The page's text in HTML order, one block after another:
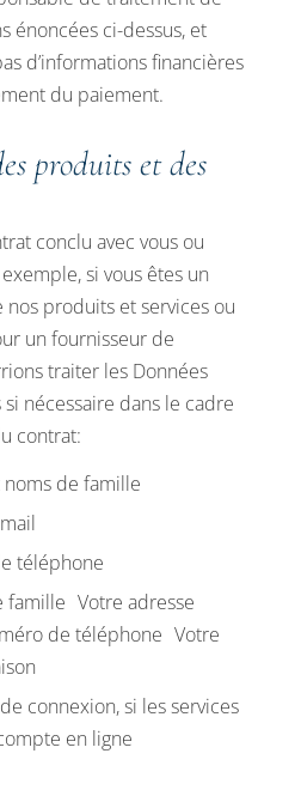
énoncées ci-dessus, et
d’informations financières
du paiement.
produits et des
conclu avec vous ou
si vous êtes un
produits et services ou
un fournisseur de
traiter les Données
nécessaire dans le cadre
contrat:
de famille
téléphone
famille Votre adresse
de téléphone Votre
connexion, si les services
en ligne